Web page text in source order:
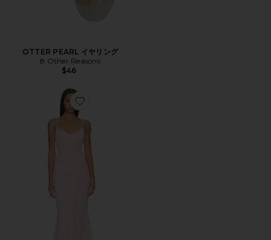
OTTER PEARL イヤリング
8 Other Reasons
$46
Favorite VIENNA ドレス